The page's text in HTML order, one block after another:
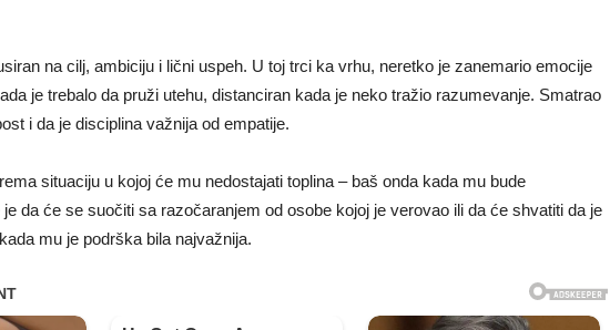
na cilj, ambiciju i lični uspeh. U toj trci ka vrhu, neretko je zanemario emocije
je trebalo da pruži utehu, distanciran kada je neko tražio razumevanje. Smatrao
i da je disciplina važnija od empatije.
situaciju u kojoj će mu nedostajati toplina – baš onda kada mu bude
da će se suočiti sa razočaranjem od osobe kojoj je verovao ili da će shvatiti da je
mu je podrška bila najvažnija.